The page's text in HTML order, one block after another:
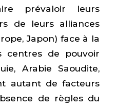
prévaloir leurs
de leurs alliances
Japon) face à la
centres de pouvoir
Arabie Saoudite,
autant de facteurs
de règles du